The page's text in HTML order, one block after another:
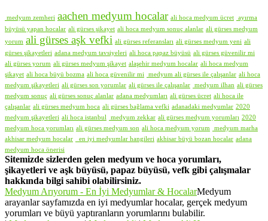
medyum zemheri aachen medyum hocalar ali hoca medyum ücret
ayırma
büyüsü yapan hocalar ali gürses şikayet ali hoca medyum sonuç alanlar ali gürses medyum
yorum ali gürses aşk vefki ali gürses referansları ali gürses medyum yeni ali
gürses şikayetleri adana medyum tavsiyeleri ali hoca papaz büyüsü ali gürses güvenilir mi
ali gürses yorum ali gürses medyum şikayet alaşehir medyum hocalar ali hoca medyum
şikayet ali hoca büyü bozma ali hoca güvenilir mi medyum ali gürses ile çalışanlar ali hoca
medyum şikayetleri ali gürses son yorumlar ali gürses ile çalışanlar medyum ilhan ali gürses
medyum sonuç ali gürses sonuç alanlar adana medyumları ali gürses ücret ali hoca ile
çalışanlar ali gürses medyum hoca ali gürses bağlama vefki adanadaki medyumlar 2020
medyum şikayetleri ali hoca istanbul medyum zekkar ali gürses medyum yorumları 2020
medyum hoca yorumları ali gürses medyum son ali hoca medyum yorum
medyum marha
akhisar medyum hocalar
en iyi medyumlar hangileri akhisar büyü bozan hocalar adana
medyum hoca önerisi
Sitemizde sizlerden gelen medyum ve hoca yorumları,
şikayetleri ve aşk büyüsü, papaz büyüsü, vefk gibi çalışmalar
hakkında bilgi sahibi olabilirsiniz.
Medyum Arıyorum - En İyi Medyumlar & HocalarMedyum
arayanlar sayfamızda en iyi medyumlar hocalar, gerçek medyum
yorumları ve büyü yaptıranların yorumlarını bulabilir.